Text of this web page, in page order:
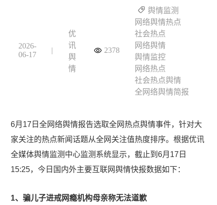
2026-
06-17
|
优
讯
舆
情
2378
舆情监测
网络舆情热点
社会热点
网络舆情
舆情监控
网络热点
社会热点舆情
全网络舆情简报
6月17日全网络舆情报告选取全网热点舆情事件，针对大
家关注的热点新闻话题从全网关注值热度排序。根据优讯
全媒体舆情监测中心监测系统显示，截止到6月17日
15:25，今日国内外主要互联网舆情快报数据如下：
1、骗儿子进戒网瘾机构母亲称无法道歉